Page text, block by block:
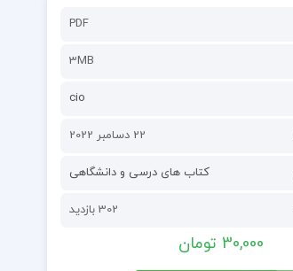
PDF
3MB
cio
22 دسامبر 2022
کتاب های درسی و دانشگاهی
302 بازدید
30,000 تومان